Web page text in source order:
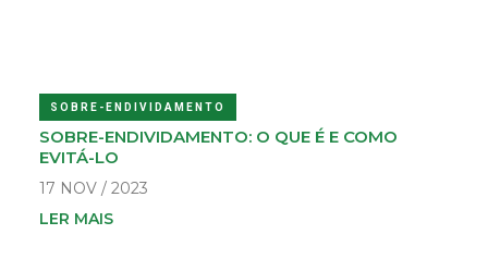
SOBRE-ENDIVIDAMENTO
SOBRE-ENDIVIDAMENTO: O QUE É E COMO
EVITÁ-LO
17 NOV / 2023
LER MAIS